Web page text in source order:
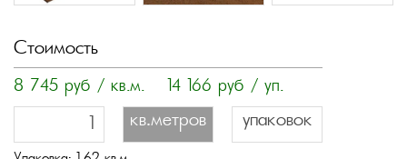
Стоимость
8 745 руб / кв.м. 14 166 руб / уп.
кв.метров упаковок